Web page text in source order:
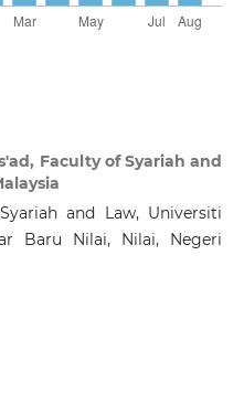
Faculty of Syariah and
and Law, Universiti
Baru Nilai, Nilai, Negeri